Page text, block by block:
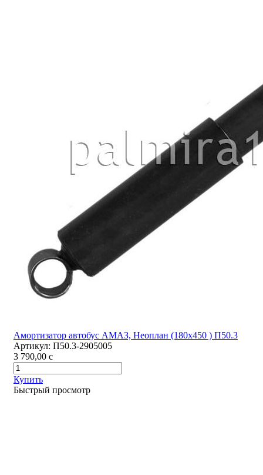
Амортизатор автобус АМАЗ, Неоплан (180х450 ) П50.3
Артикул: П50.3-2905005
3 790,00 c
Купить
Быстрый просмотр